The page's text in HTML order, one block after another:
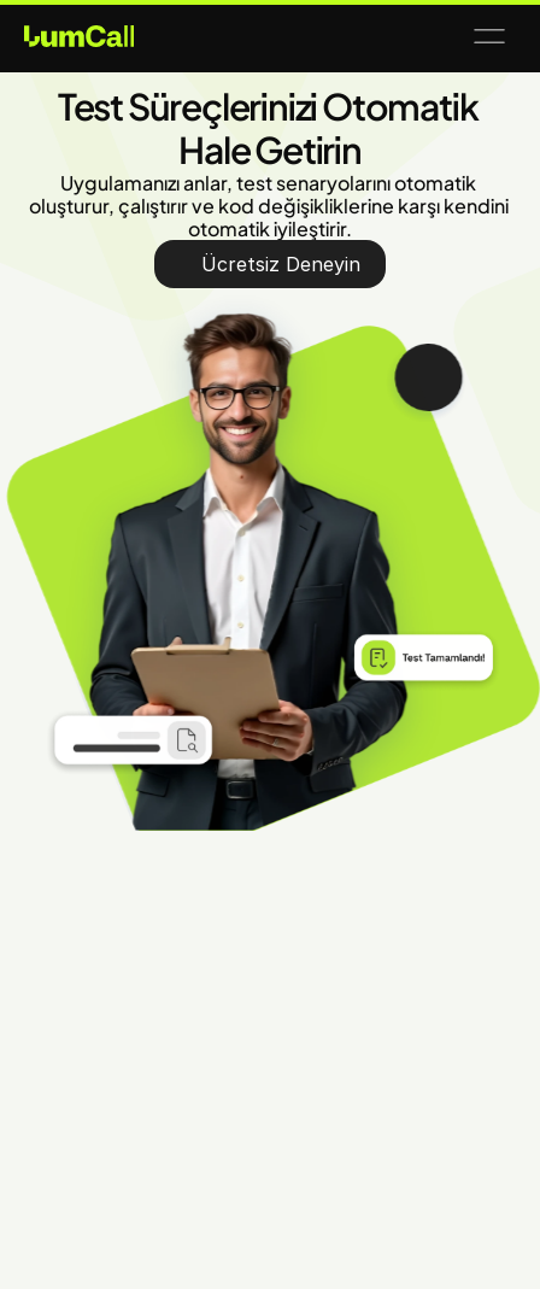
Test Süreçlerinizi Otomatik
Hale Getirin
Uygulamanızı anlar, test senaryolarını otomatik
oluşturur, çalıştırır ve kod değişikliklerine karşı kendini
otomatik iyileştirir.
Ücretsiz Deneyin